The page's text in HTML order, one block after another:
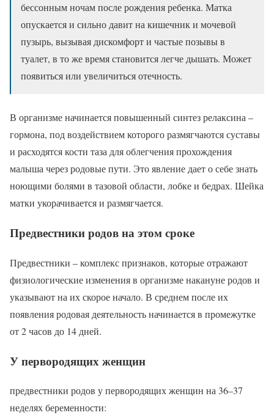
бессонным ночам после рождения ребенка. Матка
опускается и сильно давит на кишечник и мочевой
пузырь, вызывая дискомфорт и частые позывы в
туалет, в то же время становится легче дышать. Может
появиться или увеличиться отечность.
В организме начинается повышенный синтез релаксина –
гормона, под воздействием которого размягчаются суставы
и расходятся кости таза для облегчения прохождения
малыша через родовые пути. Это явление дает о себе знать
ноющими болями в тазовой области, лобке и бедрах. Шейка
матки укорачивается и размягчается.
Предвестники родов на этом сроке
Предвестники – комплекс признаков, которые отражают
физиологические изменения в организме накануне родов и
указывают на их скорое начало. В среднем после их
появления родовая деятельность начинается в промежутке
от 2 часов до 14 дней.
У первородящих женщин
предвестники родов у первородящих женщин на 36–37
неделях беременности: